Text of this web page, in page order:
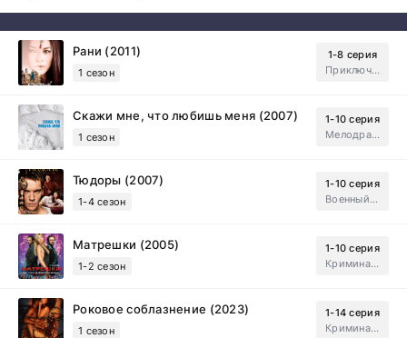
Рани (2011)
1 сезон
1-8 серия
Приключения, Зарубежный, Мелодрама
Скажи мне, что любишь меня (2007)
1 сезон
1-10 серия
Мелодрама, Драма
Тюдоры (2007)
1-4 сезон
1-10 серия
Военный, Исторический, Зарубежный, Мелодрама, Драма
Матрешки (2005)
1-2 сезон
1-10 серия
Криминал, Драма
Роковое соблазнение (2023)
1 сезон
1-14 серия
Криминал, Мистический, Триллер, Драма